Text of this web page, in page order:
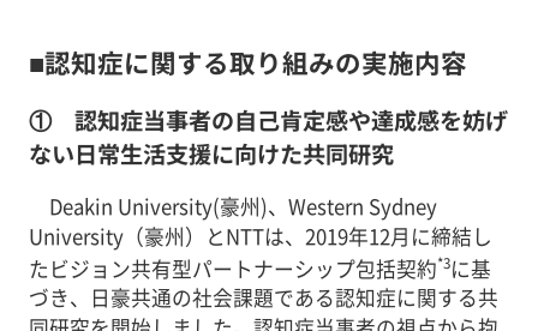
■認知症に関する取り組みの実施内容
① 認知症当事者の自己肯定感や達成感を妨げ
ない日常生活支援に向けた共同研究
Deakin University(豪州)、Western Sydney
University（豪州）とNTTは、2019年12月に締結し
たビジョン共有型パートナーシップ包括契約*3に基
づき、日豪共通の社会課題である認知症に関する共